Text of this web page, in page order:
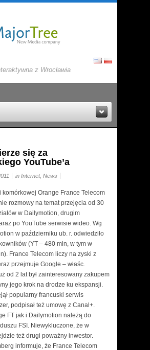
z Wrocławia
się za
YouTube’a
in Internet, News
komórkowej Orange France Telecom
rozmowy na temat przejęcia od 30
w Dailymotion, drugim
po YouTube serwisie wideo. Wg
w październiku ub. r. odwiedziło
(YT – 480 mln, w tym w
France Telecom liczy na zyski z
przejmuje Google – właśc.
od 2 lat był zainteresowany zakupem
jego krok na drodze ku ekspansji.
popularny francuski serwis
podpisał też umowę z Canal+.
FT jak i Dailymotion należą do
FSI. Niewykluczone, że w
też drugi poważny inwestor.
informuje, że France Telecom